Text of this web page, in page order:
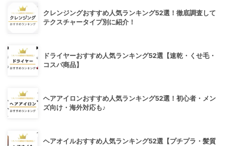
クレンジングおすすめ人気ランキング52選！徹底調査して
テクスチャータイプ別に紹介！
ドライヤーおすすめ人気ランキング52選【速乾・くせ毛・
コスパ商品】
ヘアアイロンおすすめ人気ランキング52選！初心者・メン
ズ向け・海外対応も♪
ヘアオイルおすすめ人気ランキング52選【プチプラ・髪質